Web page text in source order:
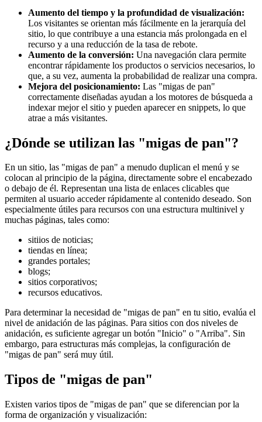
Aumento del tiempo y la profundidad de visualización:
Los visitantes se orientan más fácilmente en la jerarquía del
sitio, lo que contribuye a una estancia más prolongada en el
recurso y a una reducción de la tasa de rebote.
Aumento de la conversión: Una navegación clara permite
encontrar rápidamente los productos o servicios necesarios, lo
que, a su vez, aumenta la probabilidad de realizar una compra.
Mejora del posicionamiento: Las "migas de pan"
correctamente diseñadas ayudan a los motores de búsqueda a
indexar mejor el sitio y pueden aparecer en snippets, lo que
atrae a más visitantes.
¿Dónde se utilizan las "migas de pan"?
En un sitio, las "migas de pan" a menudo duplican el menú y se
colocan al principio de la página, directamente sobre el encabezado
o debajo de él. Representan una lista de enlaces clicables que
permiten al usuario acceder rápidamente al contenido deseado. Son
especialmente útiles para recursos con una estructura multinivel y
muchas páginas, tales como:
sitiios de noticias;
tiendas en línea;
grandes portales;
blogs;
sitios corporativos;
recursos educativos.
Para determinar la necesidad de "migas de pan" en tu sitio, evalúa el
nivel de anidación de las páginas. Para sitios con dos niveles de
anidación, es suficiente agregar un botón "Inicio" o "Arriba". Sin
embargo, para estructuras más complejas, la configuración de
"migas de pan" será muy útil.
Tipos de "migas de pan"
Existen varios tipos de "migas de pan" que se diferencian por la
forma de organización y visualización: